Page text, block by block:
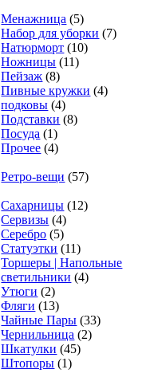
Менажница (5)
Набор для уборки (7)
Натюрморт (10)
Ножницы (11)
Пейзаж (8)
Пивные кружки (4)
подковы (4)
Подставки (8)
Посуда (1)
Прочее (4)
Ретро-вещи (57)
Сахарницы (12)
Сервизы (4)
Серебро (5)
Статуэтки (11)
Торшеры | Напольные
светильники (4)
Утюги (2)
Фляги (13)
Чайные Пары (33)
Чернильница (2)
Шкатулки (45)
Штопоры (1)